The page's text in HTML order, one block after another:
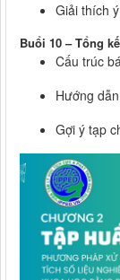
Giải thích
Buổi 10 – Tổng
Cấu trúc
Hướng
Gợi ý tạp